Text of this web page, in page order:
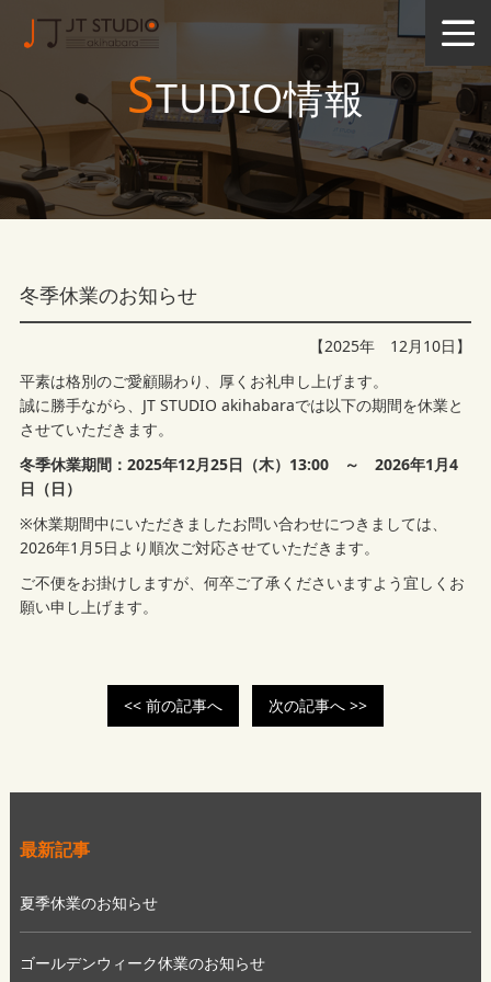
STUDIO情報
冬季休業のお知らせ
【2025年 12月10日】
平素は格別のご愛顧賜わり、厚くお礼申し上げます。
誠に勝手ながら、JT STUDIO akihabaraでは以下の期間を休業と
させていただきます。
冬季休業期間：2025年12月25日（木）13:00 ～ 2026年1月4
日（日）
※休業期間中にいただきましたお問い合わせにつきましては、
2026年1月5日より順次ご対応させていただきます。
ご不便をお掛けしますが、何卒ご了承くださいますよう宜しくお
願い申し上げます。
<< 前の記事へ 次の記事へ >>
最新記事
夏季休業のお知らせ
ゴールデンウィーク休業のお知らせ